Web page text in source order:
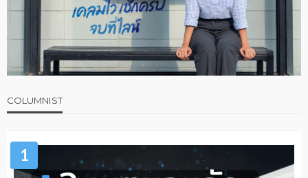
COLUMNIST
1